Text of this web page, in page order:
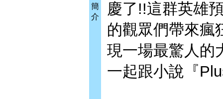
簡
介
慶了!!這群英雄
的觀眾們帶來瘋
現一場最驚人的
一起跟小說『